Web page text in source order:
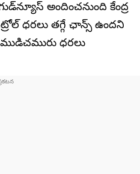
అందించనుంది కేంద్ర
ధరలు తగ్గే ఛాన్స్ ఉందని
ధరలు